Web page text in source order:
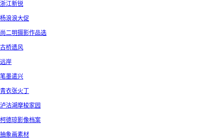
浙江新锐
杨浪浪大促
尚二明摄影作品选
古桥遗风
远岸
笔墨遣兴
青衣张火丁
泸沽湖摩梭家园
柯德琼影像档案
抽象画素材